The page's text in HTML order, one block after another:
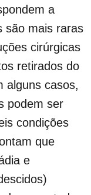
a
são mais raras
cirúrgicas
retirados do
alguns casos,
podem ser
condições
que
e